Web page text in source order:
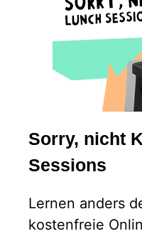
Sorry, nicht
Sessions
Lernen anders
kostenfreie